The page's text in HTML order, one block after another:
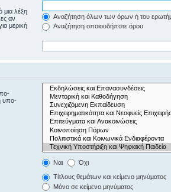
λέξη
αν
μερική
Αναζήτηση όλων των όρων ή του
Αναζήτηση οποιουδήποτε όρου
υπο-
Ναι Όχι
Τίτλους θεμάτων και κείμενο μηνύματος
Μόνο σε κείμενο μηνύματος